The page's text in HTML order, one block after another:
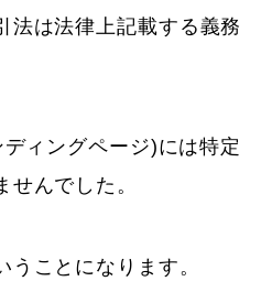
法は法律上記載する義務
ィングページ)には特定
んでした。
ことになります。